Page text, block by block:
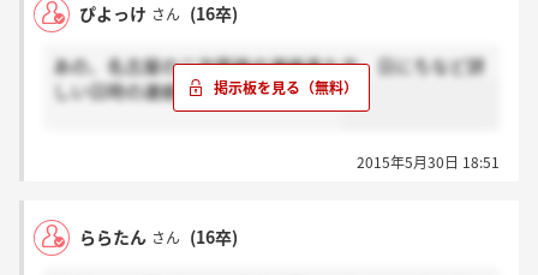
ぴよっけ さん (16卒)
あの、名古屋の二次面接の連絡来た方、日にちなど詳
しい日時の連絡もうきましたか？？
2015年5月30日 18:51
ららたん さん (16卒)